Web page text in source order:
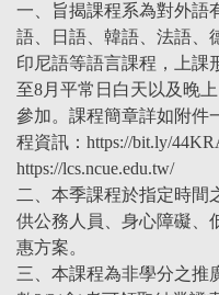
一、旨揭課程系為對外語
語、日語、韓語、法語、
印尼語等語言課程，上課
至8月平常日白天以及晚
參加。課程簡章詳如附件
程資訊：https://bit.ly/
https://lcs.ncue.edu.tw/
二、本季課程於指定時間
供公務人員、身心障礙、
惠方案。
三、本課程為非學分之推